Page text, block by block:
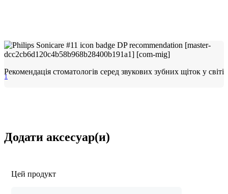
Рекомендація стоматологів серед звукових зубних щіток у світі
1
Додати аксесуар(и)
Цей продукт